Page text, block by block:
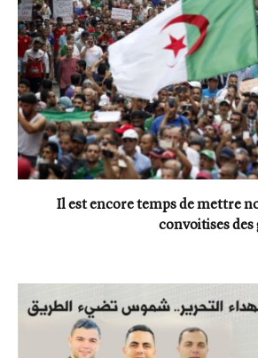
Il est encore temps de mettre
convoitises